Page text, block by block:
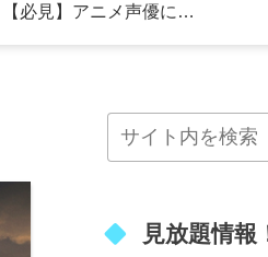
【必見】アニメ声優になる方法！初心者向けの具体的なステップと成功のコツ
見放題情報